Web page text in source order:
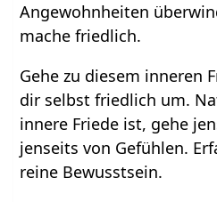
Angewohnheiten
mache friedlich.
Gehe zu diesem inneren
dir selbst friedlich um.
innere Friede ist, gehe
jenseits von Gefühlen.
reine Bewusstsein.